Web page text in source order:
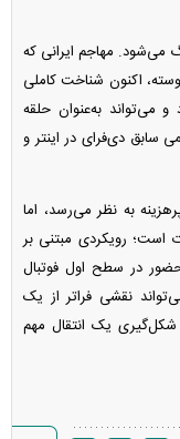
مهاجم ایرانی که
پیوسته، اکنون شناخت کاملی
و می‌تواند به‌عنوان حلقه
سابق دی‌فرای در اینتر و
به نظر می‌رسد، اما
است؛ رویکردی مبتنی بر
در سطح اول فوتبال
نقشی فراتر از یک
شکل‌گیری یک انتقال مهم